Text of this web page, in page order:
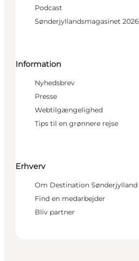
Podcast
Sønderjyllandsmagasinet 2026
Information
Nyhedsbrev
Presse
Webtilgængelighed
Tips til en grønnere rejse
Erhverv
Om Destination Sønderjylland
Find en medarbejder
Bliv partner